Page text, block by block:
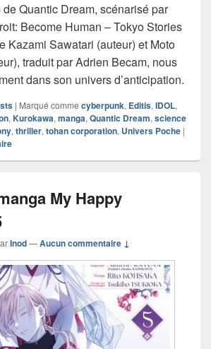
Quantic Dream, scénarisé par
Become Human – Tokyo Stories
Kazami Sawatari (auteur) et Moto
traduit par Adrien Becam, nous
dans son univers d’anticipation.
| Marqué comme cyberpunk, Editis,IDOL,
,Kurokawa,manga,Quantic Dream,science
,thriller,tohan corporation, Univers Poche |
My Happy
Inod—Aucun commentaire ↓